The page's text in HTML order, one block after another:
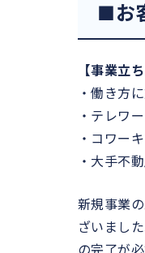
■お
【事業立
・働き方
・テレワ
・コワー
・大手不
新規事業
ざいまし